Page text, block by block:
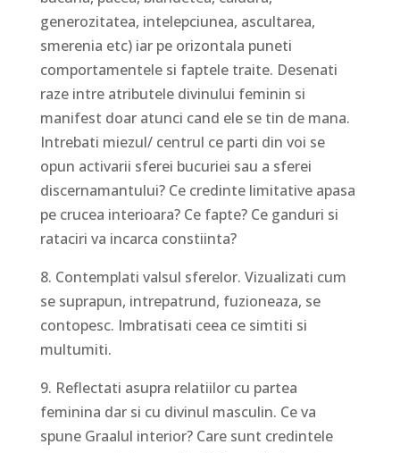
generozitatea, intelepciunea, ascultarea,
smerenia etc) iar pe orizontala puneti
comportamentele si faptele traite. Desenati
raze intre atributele divinului feminin si
manifest doar atunci cand ele se tin de mana.
Intrebati miezul/ centrul ce parti din voi se
opun activarii sferei bucuriei sau a sferei
discernamantului? Ce credinte limitative apasa
pe crucea interioara? Ce fapte? Ce ganduri si
rataciri va incarca constiinta?
8. Contemplati valsul sferelor. Vizualizati cum
se suprapun, intrepatrund, fuzioneaza, se
contopesc. Imbratisati ceea ce simtiti si
multumiti.
9. Reflectati asupra relatiilor cu partea
feminina dar si cu divinul masculin. Ce va
spune Graalul interior? Care sunt credintele